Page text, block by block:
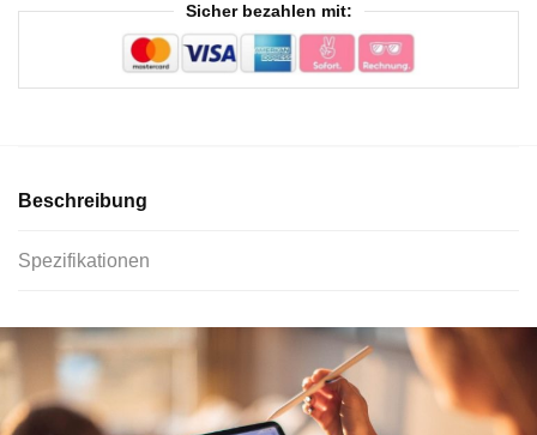
Sicher bezahlen mit:
Beschreibung
Spezifikationen